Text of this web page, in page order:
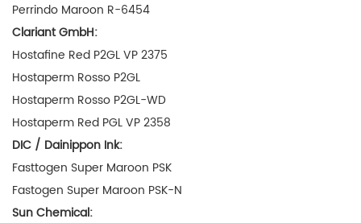
Perrindo Maroon R-6454
Clariant GmbH:
Hostafine Red P2GL VP 2375
Hostaperm Rosso P2GL
Hostaperm Rosso P2GL-WD
Hostaperm Red PGL VP 2358
DIC / Dainippon Ink:
Fasttogen Super Maroon PSK
Fastogen Super Maroon PSK-N
Sun Chemical: